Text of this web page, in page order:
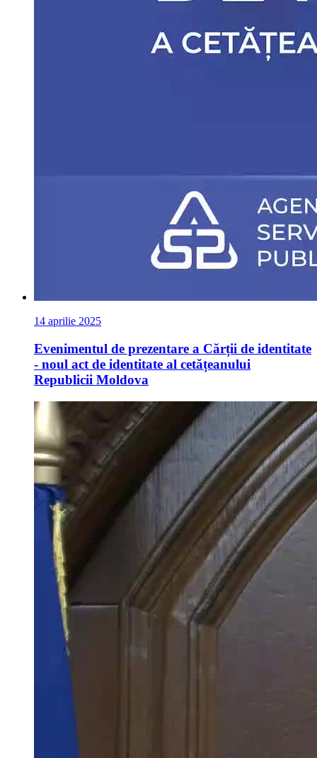
14 aprilie 2025
Evenimentul de prezentare a Cărții de identitate
- noul act de identitate al cetățeanului
Republicii Moldova